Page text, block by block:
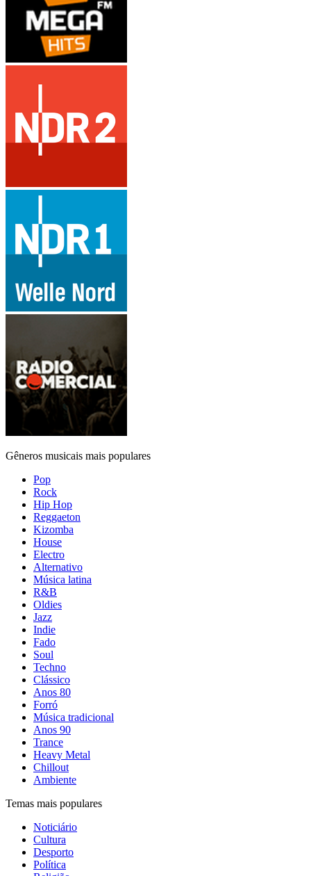
Gêneros musicais mais populares
Pop
Rock
Hip Hop
Reggaeton
Kizomba
House
Electro
Alternativo
Música latina
R&B
Oldies
Jazz
Indie
Fado
Soul
Techno
Clássico
Anos 80
Forró
Música tradicional
Anos 90
Trance
Heavy Metal
Chillout
Ambiente
Temas mais populares
Noticiário
Cultura
Desporto
Política